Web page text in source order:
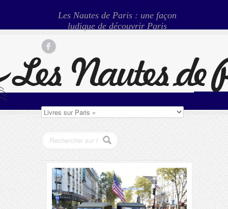
Les Nautes de Paris : une façon
ludique de découvrir Paris